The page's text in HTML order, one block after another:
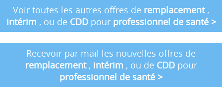
Voir toutes les autres offres de remplacement ,
intérim , ou de CDDpour professionnel de santé >
Recevoir par mail les nouvelles offres de
remplacement , intérim , ou de CDDpour
professionnel de santé >